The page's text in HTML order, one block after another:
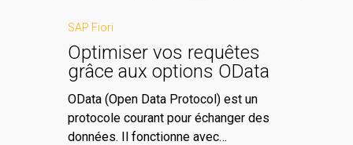
SAP Fiori
Optimiser vos requêtes
grâce aux options OData
OData (Open Data Protocol) est un
protocole courant pour échanger des
données. Il fonctionne avec…